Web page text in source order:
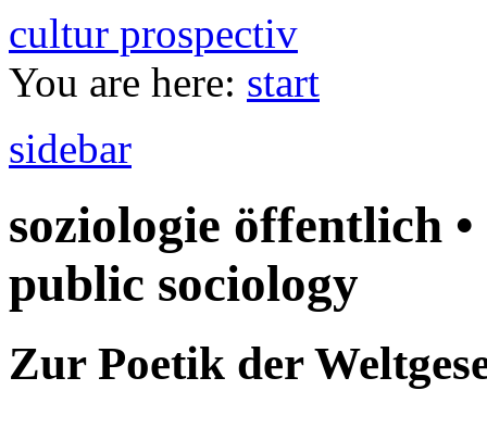
cultur prospectiv
You are here: start
sidebar
soziologie öffentlich
public sociology
Zur Poetik der